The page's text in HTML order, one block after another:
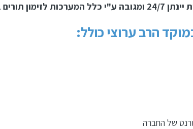
תורים בשידורית.
הרב ערוצי כולל:
של החברה